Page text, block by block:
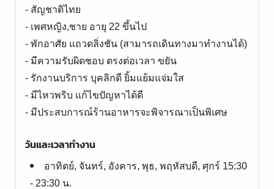
- สัญชาติไทย
- เพศหญิง,ชาย อายุ 22 ขึ้นไป
- พักอาศัย แถวตลิ่งชัน (สามารถเดินทางมาทำงานได้)
- มีความรับผิดชอบ ตรงต่อเวลา ขยัน
- รักงานบริการ บุคลิกดี ยิ้มแย้มแจ่มใส
- มีไหวพริบ แก้ไขปัญหาได้ดี
วันและเวลาทำงาน
อาทิตย์, จันทร์, อังคาร, พุธ, พฤหัสบดี, ศุกร์ 15:30
- 23:30 น.